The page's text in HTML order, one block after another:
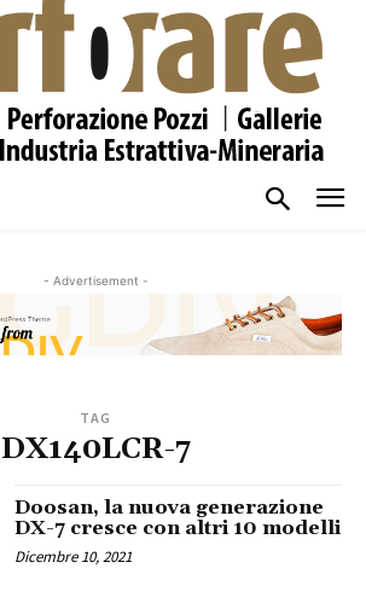
- Advertisement -
TAG
DX140LCR-7
Doosan, la nuova generazione
DX-7 cresce con altri 10 modelli
Dicembre 10, 2021